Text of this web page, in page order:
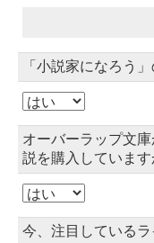
「小説家になろう
オーバーラップ文
説を購入しています
今、注目している